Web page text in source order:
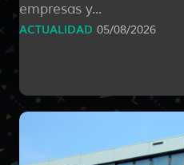
empresas y...
ACTUALIDAD 05/08/2026